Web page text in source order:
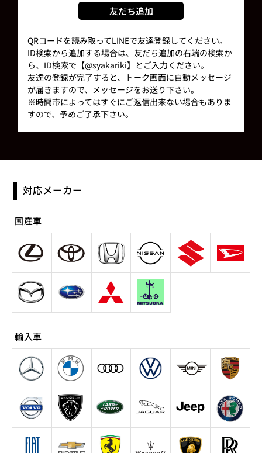
友だち追加
QRコードを読み取ってLINEで友達登録してください。
ID検索から追加する場合は、友だち追加の右端の検索か
ら、ID検索で【@syakariki】とご入力ください。
友達の登録が完了すると、トーク画面に自動メッセージ
が届きますので、メッセージをお送り下さい。
※時間帯によってはすぐにご返信出来ない場合もありま
すので、予めご了承下さい。
対応メーカー
国産車
輸入車